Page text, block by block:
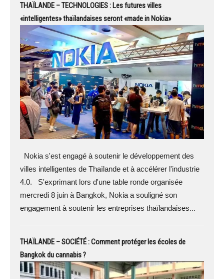
THAÏLANDE – TECHNOLOGIES : Les futures villes
«intelligentes» thaïlandaises seront «made in Nokia»
Nokia s'est engagé à soutenir le développement des
villes intelligentes de Thaïlande et à accélérer l'industrie
4.0. S'exprimant lors d'une table ronde organisée
mercredi 8 juin à Bangkok, Nokia a souligné son
engagement à soutenir les entreprises thaïlandaises...
THAÏLANDE – SOCIÉTÉ : Comment protéger les écoles de
Bangkok du cannabis ?